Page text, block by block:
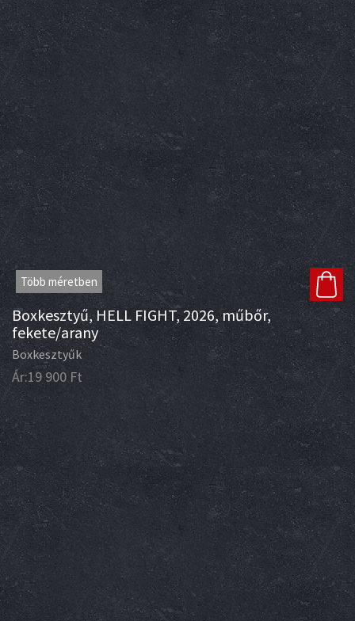
Több méretben
Boxkesztyű, HELL FIGHT, 2026, műbőr,
fekete/arany
Boxkesztyűk
Ár:19 900Ft